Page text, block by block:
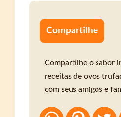
Compartilhe
Compartilhe o sabor
receitas de ovos
com seus amigos e